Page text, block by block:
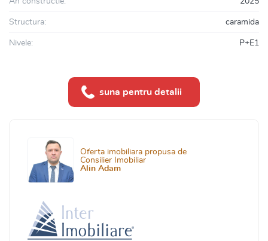
Structura: caramida
Nivele: P+E1
suna pentru detalii
Oferta imobiliara propusa de
Consilier Imobiliar
Alin Adam